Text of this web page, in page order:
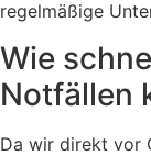
regelmäßige
Wie
Notfällen
Da wir direkt vor